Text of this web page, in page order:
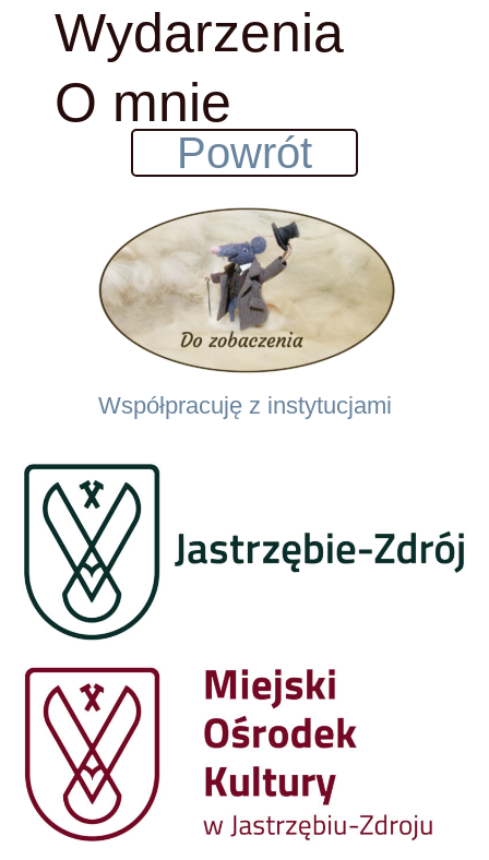
Wydarzenia
O mnie
Powrót
Współpracuję z instytucjami